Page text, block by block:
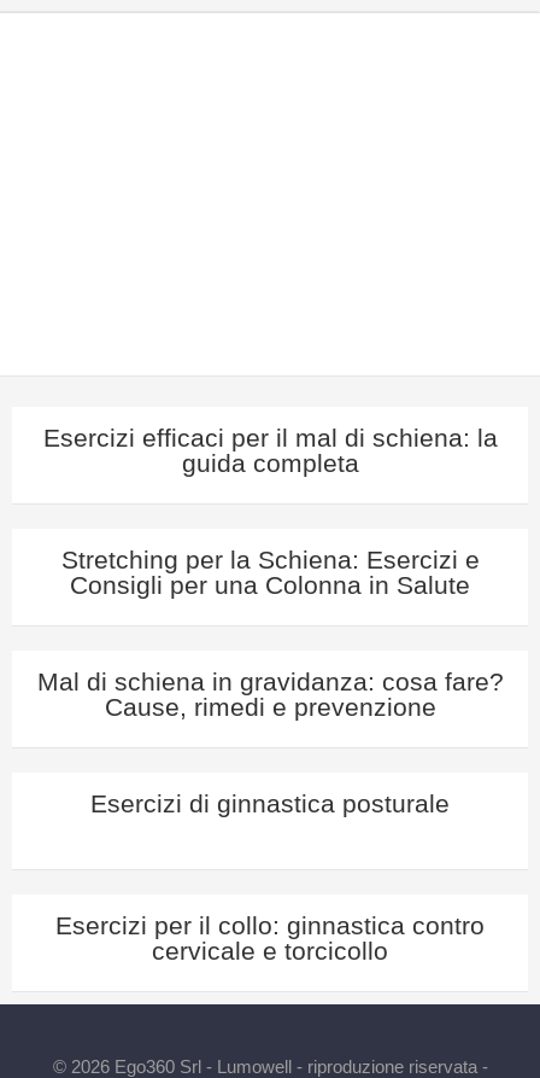
Esercizi efficaci per il mal di schiena: la
guida completa
Stretching per la Schiena: Esercizi e
Consigli per una Colonna in Salute
Mal di schiena in gravidanza: cosa fare?
Cause, rimedi e prevenzione
Esercizi di ginnastica posturale
Esercizi per il collo: ginnastica contro
cervicale e torcicollo
© 2026 Ego360 Srl - Lumowell - riproduzione riservata -